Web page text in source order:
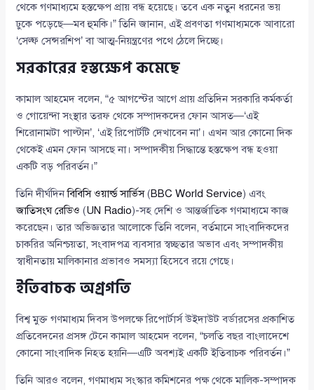
থেকে গণমাধ্যমে হস্তক্ষেপ প্রায় বন্ধ হয়েছে। তবে এক নতুন ধরনের ভয়
ঢুকে পড়েছে—মব হুমকি।” তিনি জানান, এই প্রবণতা গণমাধ্যমকে আবারো
‘সেল্ফ সেন্সরশিপ’ বা আত্ম-নিয়ন্ত্রণের পথে ঠেলে দিচ্ছে।
সরকারের হস্তক্ষেপ কমেছে
কামাল আহমেদ বলেন, “৫ আগস্টের আগে প্রায় প্রতিদিন সরকারি কর্মকর্তা
ও গোয়েন্দা সংস্থার তরফ থেকে সম্পাদকদের ফোন আসত—‘এই
শিরোনামটা পাল্টান’, ‘এই রিপোর্টটি দেখাবেন না’। এখন আর কোনো দিক
থেকেই এমন ফোন আসছে না। সম্পাদকীয় সিদ্ধান্তে হস্তক্ষেপ বন্ধ হওয়া
একটি বড় পরিবর্তন।”
তিনি দীর্ঘদিনবিবিসি ওয়ার্ল্ড সার্ভিস(BBC World Service) এবং
জাতিসংঘ রেডিও (UN Radio)-সহ দেশি ও আন্তর্জাতিক গণমাধ্যমে কাজ
করেছেন। তার অভিজ্ঞতার আলোকে তিনি বলেন, বর্তমানে সাংবাদিকদের
চাকরির অনিশ্চয়তা, সংবাদপত্র ব্যবসার স্বচ্ছতার অভাব এবং সম্পাদকীয়
স্বাধীনতায় মালিকানার প্রভাবও সমস্যা হিসেবে রয়ে গেছে।
ইতিবাচক অগ্রগতি
বিশ্ব মুক্ত গণমাধ্যম দিবস উপলক্ষে রিপোর্টার্স উইদাউট বর্ডারসের প্রকাশিত
প্রতিবেদনের প্রসঙ্গ টেনে কামাল আহমেদ বলেন, “চলতি বছর বাংলাদেশে
কোনো সাংবাদিক নিহত হয়নি—এটি অবশ্যই একটি ইতিবাচক পরিবর্তন।”
তিনি আরও বলেন, গণমাধ্যম সংস্কার কমিশনের পক্ষ থেকে মালিক-সম্পাদক